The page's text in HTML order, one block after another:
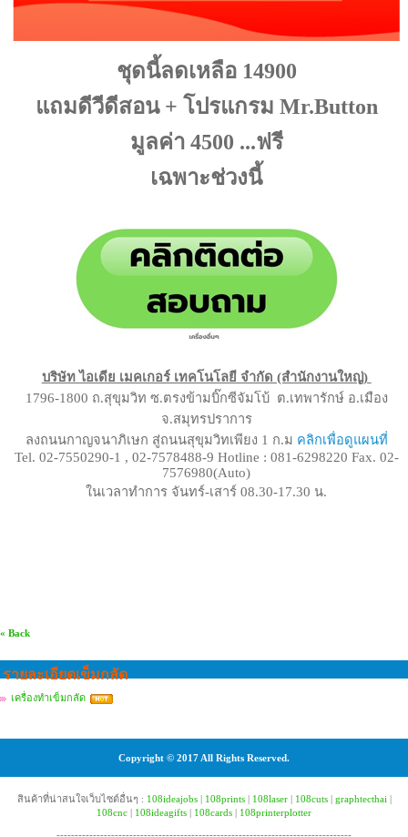
ชุดนี้ลดเหลือ 14900
แถมดีวีดีสอน + โปรแกรม Mr.Button
มูลค่า 4500 ...ฟรี
เฉพาะช่วงนี้
บริษัท ไอเดีย เมคเกอร์ เทคโนโลยี จำกัด (สำนักงานใหญ่)
1796-1800 ถ.สุขุมวิท ซ.ตรงข้ามบิ๊กซีจัมโบ้ ต.เทพารักษ์ อ.เมือง
จ.สมุทรปราการ
ลงถนนกาญจนาภิเษก สู่ถนนสุขุมวิทเพียง 1 ก.ม คลิกเพื่อดูแผนที่
Tel. 02-7550290-1 , 02-7578488-9 Hotline : 081-6298220 Fax. 02-
7576980(Auto)
ในเวลาทำการ จันทร์-เสาร์ 08.30-17.30 น.
« Back
รายละเอียดเข็มกลัด
เครื่องทำเข็มกลัด
Copyright © 2017 All Rights Reserved.
สินค้าที่น่าสนใจเว็บไซต์อื่นๆ : 108ideajobs| 108prints| 108laser| 108cuts| graphtecthai
108cnc
108ideagifts 108cards
108printerplotter
---------------------------------------------------------------------------------